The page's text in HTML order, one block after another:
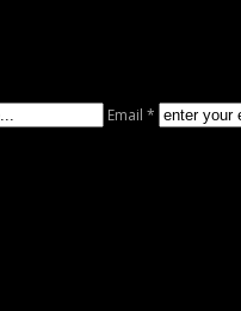
Email *